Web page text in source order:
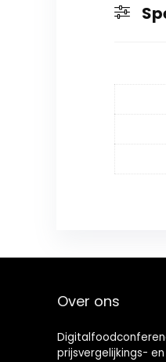
Over ons
prijsvergelijkings-